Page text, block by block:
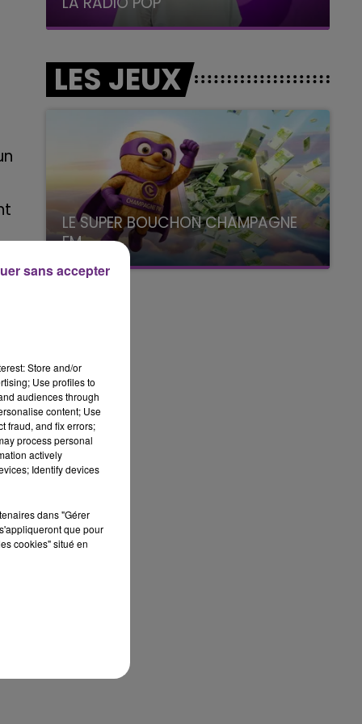
LES JEUX
LE SUPER BOUCHON CHAMPAGNE
FM
avec La Famille Champagne FM, à 8H10
Store and/or
Use profiles to
audiences through
content; Use
fraud, and fix errors;
process personal
actively
Identify devices
dans "Gérer
que pour
cookies" situé en
sans accepter